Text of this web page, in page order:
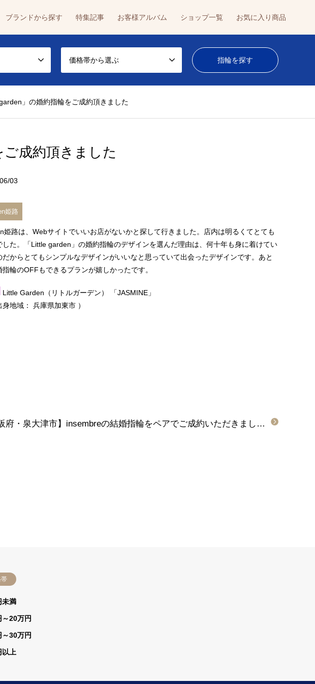
ブランドから探す 特集記事 お客様アルバム ショップ一覧 お気に入り商品
価格帯から選ぶ
」の婚約指輪をご成約頂きました
成約頂きました
03
姫路
姫路は、Webサイトでいいお店がないかと探して行きました。店内は明るくてとても
た。
「Little garden」 の婚約指輪のデザインを選んだ理由は、何十年も身に着けてい
だからとてもシンプルなデザインがいいなと思っていて出会ったデザインです。あと
指輪のOFFもできるプランが嬉しかったです。
Little Garden（リトルガーデン）
「JASMINE」
身地域： 兵庫県加東市 ）
【大阪府・泉大津市】insembreの結婚指輪をペアでご成約いただきました。
未満
～20万円
30万円
以上